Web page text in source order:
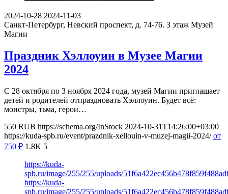
2024-10-28 2024-11-03
Санкт-Петербург, Невский проспект, д. 74-76. 3 этаж Музей
Магии
Праздник Хэллоуин в Музее Магии
2024
С 28 октября по 3 ноября 2024 года, музей Магии приглашает
детей и родителей отпраздновать Хэллоуин. Будет всё:
монстры, тьма, герои…
550 RUB https://schema.org/InStock 2024-10-31T14:26:00+03:00
https://kuda-spb.ru/event/prazdnik-xellouin-v-muzej-magii-2024/ от
750 ₽ 1.8K 5
https://kuda-
spb.ru/image/255/255/uploads/
https://kuda-
spb.ru/image/255/255/uploads/